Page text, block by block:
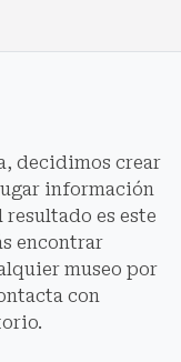
decidimos crear
información
resultado es este
encontrar
museo por
con